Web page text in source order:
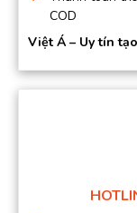
COD
Việt Á – Uy tín